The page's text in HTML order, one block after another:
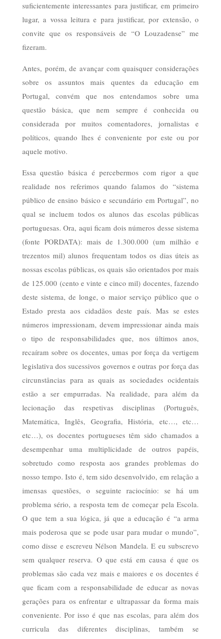
suficientemente interessantes para justificar, em primeiro
lugar, a vossa leitura e para justificar, por extensão, o
convite que os responsáveis de “O Louzadense” me
fizeram.
Antes, porém, de avançar com quaisquer considerações
sobre os assuntos mais quentes da educação em
Portugal, convém que nos entendamos sobre uma
questão básica, que nem sempre é conhecida ou
considerada por muitos comentadores, jornalistas e
políticos, quando lhes é conveniente por este ou por
aquele motivo.
Essa questão básica é percebermos com rigor a que
realidade nos referimos quando falamos do “sistema
público de ensino básico e secundário em Portugal”, no
qual se incluem todos os alunos das escolas públicas
portuguesas. Ora, aqui ficam dois números desse sistema
(fonte PORDATA): mais de 1.300.000 (um milhão e
trezentos mil) alunos frequentam todos os dias úteis as
nossas escolas públicas, os quais são orientados por mais
de 125.000 (cento e vinte e cinco mil) docentes, fazendo
deste sistema, de longe, o maior serviço público que o
Estado presta aos cidadãos deste país. Mas se estes
números impressionam, devem impressionar ainda mais
o tipo de responsabilidades que, nos últimos anos,
recaíram sobre os docentes, umas por força da vertigem
legislativa dos sucessivos governos e outras por força das
circunstâncias para as quais as sociedades ocidentais
estão a ser empurradas. Na realidade, para além da
lecionação das respetivas disciplinas (Português,
Matemática, Inglês, Geografia, História, etc…, etc…
etc…), os docentes portugueses têm sido chamados a
desempenhar uma multiplicidade de outros papéis,
sobretudo como resposta aos grandes problemas do
nosso tempo. Isto é, tem sido desenvolvido, em relação a
imensas questões, o seguinte raciocínio: se há um
problema sério, a resposta tem de começar pela Escola.
O que tem a sua lógica, já que a educação é “a arma
mais poderosa que se pode usar para mudar o mundo”,
como disse e escreveu Nélson Mandela. E eu subscrevo
sem qualquer reserva. O que está em causa é que os
problemas são cada vez mais e maiores e os docentes é
que ficam com a responsabilidade de educar as novas
gerações para os enfrentar e ultrapassar da forma mais
conveniente. Por isso é que nas escolas, para além dos
curricula das diferentes disciplinas, também se